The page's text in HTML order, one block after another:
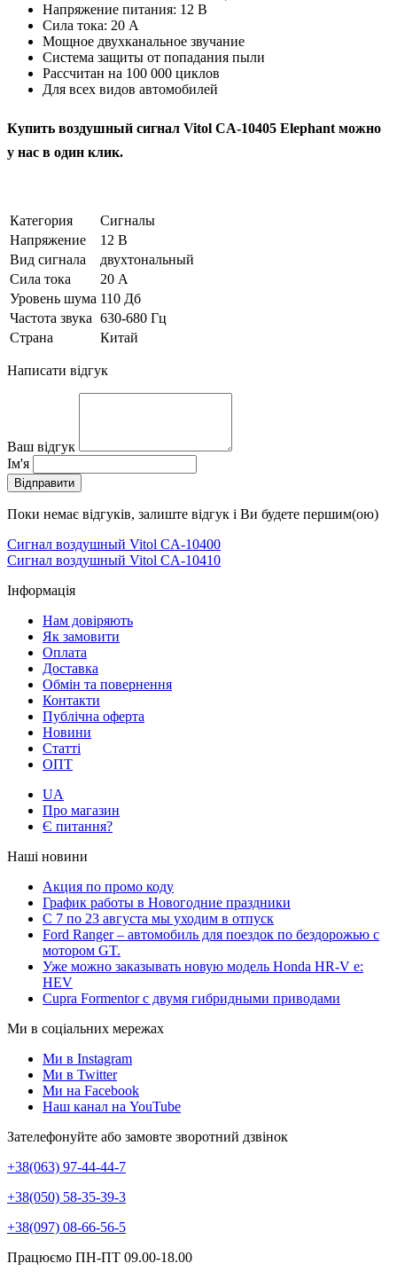
Напряжение питания: 12 В
Сила тока: 20 А
Мощное двухканальное звучание
Система защиты от попадания пыли
Рассчитан на 100 000 циклов
Для всех видов автомобилей
Купить воздушный сигнал Vitol CA-10405 Elephant можно
у нас в один клик.
Категория
Сигналы
Напряжение
12 В
Вид сигнала
двухтональный
Сила тока
20 А
Уровень шума 110 Дб
Частота звука 630-680 Гц
Страна
Китай
Написати відгук
Ваш відгук
Ім'я
Відправити
Поки немає відгуків, залиште відгук і Ви будете першим(ою)
Сигнал воздушный Vitol CA-10400
Сигнал воздушный Vitol CA-10410
Інформація
Нам довіряють
Як замовити
Оплата
Доставка
Обмін та повернення
Контакти
Публічна оферта
Новини
Статті
ОПТ
UA
Про магазин
Є питання?
Наші новини
Акция по промо коду
График работы в Новогодние праздники
С 7 по 23 августа мы уходим в отпуск
Ford Ranger – автомобиль для поездок по бездорожью с
мотором GT.
Уже можно заказывать новую модель Honda HR-V e:
HEV
Cupra Formentor с двумя гибридными приводами
Ми в соціальних мережах
Ми в Instagram
Ми в Twitter
Ми на Facebook
Наш канал на YouTube
Зателефонуйте або замовте зворотний дзвінок
+38(063) 97-44-44-7
+38(050) 58-35-39-3
+38(097) 08-66-56-5
Працюємо ПН-ПТ 09.00-18.00